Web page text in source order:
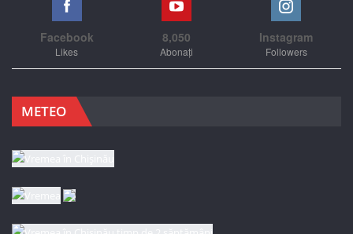
Facebook
Likes
8,050
Abonați
Instagram
Followers
METEO